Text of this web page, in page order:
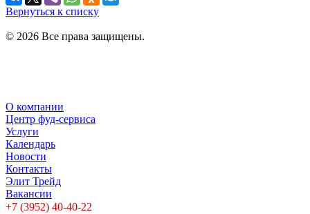
Вернуться к списку
© 2026 Все права защищены.
О компании
Центр фуд-сервиса
Услуги
Календарь
Новости
Контакты
Элит Трейд
Вакансии
+7 (3952) 40-40-22